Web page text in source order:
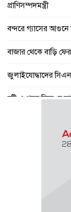
প্রাণিসম্পদমন্ত্রী
বন্দরে গ্যাসের আগুনে
বাজার থেকে বাড়ি
জুলাইযোদ্ধাদের
বৃষ্টি ও গরম নিয়ে যে
গণঅভ্যুত্থান ছিল ১৭